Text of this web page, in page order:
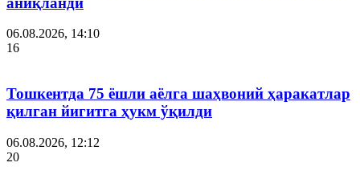
06.08.2026, 14:10
16
Тошкентда 75 ёшли аёлга шаҳвоний ҳаракатлар
қилган йигитга ҳукм ўқилди
06.08.2026, 12:12
20